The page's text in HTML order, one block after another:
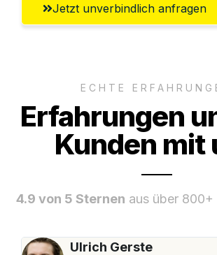
Jetzt unverbindlich anfragen
ECHTE
Erfahrungen
Kunden mit
4.9 von 5 Sternen aus über 800+
Ulrich Gerste